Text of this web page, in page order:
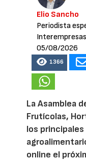
Elio Sancho
Periodista
05/08/2026
1366
La Asamblea
Frutícolas,
los
online el